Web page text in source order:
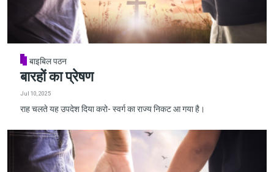
बाइबिल पठन
बारहों का प्रेषण
Jul 10, 2025
राह चलते यह उपदेश दिया करो- स्वर्ग का राज्य निकट आ गया है।